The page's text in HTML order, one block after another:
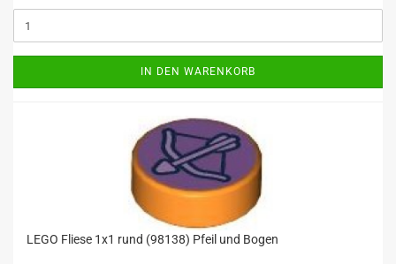
IN DEN WARENKORB
LEGO Fliese 1x1 rund (98138) Pfeil und Bogen